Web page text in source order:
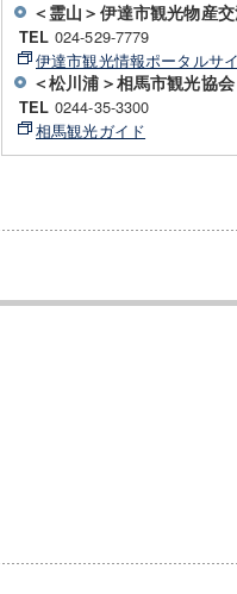
＜霊山＞伊達市観光物産
TEL 024-529-7779
伊達市観光情報ポータルサ
＜松川浦＞相馬市観光協会
TEL 0244-35-3300
相馬観光ガイド